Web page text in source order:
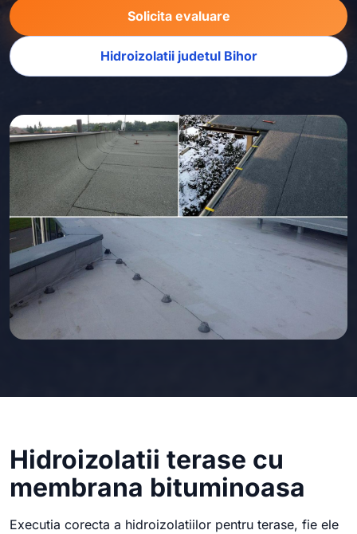
Solicita evaluare
Hidroizolatii judetul Bihor
Hidroizolatii terase cu
membrana bituminoasa
Executia corecta a hidroizolatiilor pentru terase, fie ele